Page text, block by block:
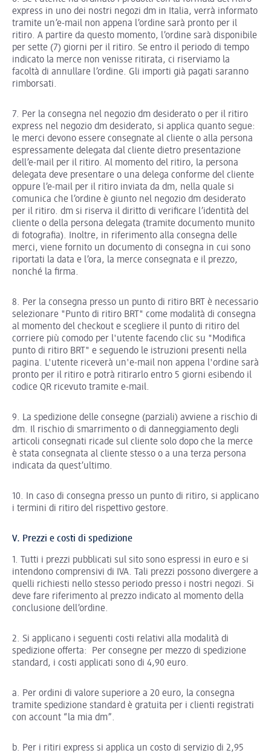
express in uno dei nostri negozi dm in Italia, verrà informato
tramite un’e-mail non appena l’ordine sarà pronto per il
ritiro. A partire da questo momento, l’ordine sarà disponibile
per sette (7) giorni per il ritiro. Se entro il periodo di tempo
indicato la merce non venisse ritirata, ci riserviamo la
facoltà di annullare l’ordine. Gli importi già pagati saranno
rimborsati.
7. Per la consegna nel negozio dm desiderato o per il ritiro
express nel negozio dm desiderato, si applica quanto segue:
le merci devono essere consegnate al cliente o alla persona
espressamente delegata dal cliente dietro presentazione
dell’e-mail per il ritiro. Al momento del ritiro, la persona
delegata deve presentare o una delega conforme del cliente
oppure l’e-mail per il ritiro inviata da dm, nella quale si
comunica che l’ordine è giunto nel negozio dm desiderato
per il ritiro. dm si riserva il diritto di verificare l’identità del
cliente o della persona delegata (tramite documento munito
di fotografia). Inoltre, in riferimento alla consegna delle
merci, viene fornito un documento di consegna in cui sono
riportati la data e l’ora, la merce consegnata e il prezzo,
nonché la firma.
8. Per la consegna presso un punto di ritiro BRT è necessario
selezionare "Punto di ritiro BRT" come modalità di consegna
al momento del checkout e scegliere il punto di ritiro del
corriere più comodo per l'utente facendo clic su "Modifica
punto di ritiro BRT" e seguendo le istruzioni presenti nella
pagina. L'utente riceverà un'e-mail non appena l'ordine sarà
pronto per il ritiro e potrà ritirarlo entro 5 giorni esibendo il
codice QR ricevuto tramite e-mail.
9. La spedizione delle consegne (parziali) avviene a rischio di
dm. Il rischio di smarrimento o di danneggiamento degli
articoli consegnati ricade sul cliente solo dopo che la merce
è stata consegnata al cliente stesso o a una terza persona
indicata da quest’ultimo.
10. In caso di consegna presso un punto di ritiro, si applicano
i termini di ritiro del rispettivo gestore.
V. Prezzi e costi di spedizione
1. Tutti i prezzi pubblicati sul sito sono espressi in euro e si
intendono comprensivi di IVA. Tali prezzi possono divergere a
quelli richiesti nello stesso periodo presso i nostri negozi. Si
deve fare riferimento al prezzo indicato al momento della
conclusione dell’ordine.
2. Si applicano i seguenti costi relativi alla modalità di
spedizione offerta: Per consegne per mezzo di spedizione
standard, i costi applicati sono di 4,90 euro.
a. Per ordini di valore superiore a 20 euro, la consegna
tramite spedizione standard è gratuita per i clienti registrati
con account “la mia dm”.
b. Per i ritiri express si applica un costo di servizio di 2,95